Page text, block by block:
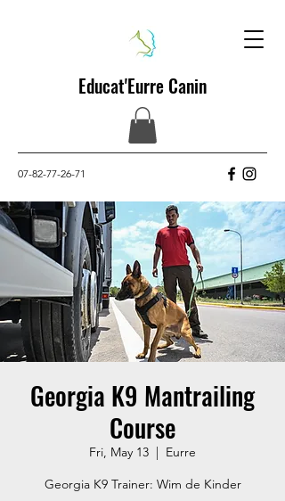
Educat'Eurre Canin
07-82-77-26-71
Georgia K9 Mantrailing
Course
Fri, May 13
  |
Eurre
Georgia K9 Trainer: Wim de Kinder